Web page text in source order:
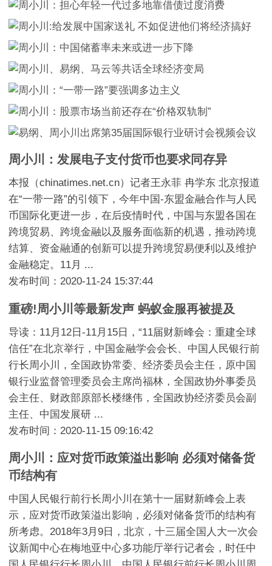
周小川：发展电子支付货币也要求同存异
本报（chinatimes.net.cn）记者王永菲 冉学东 北京报道
在“一带一路”的引领下，今年中国-东盟金融合作与人民
币国际化更进一步，在后疫情时代，中国与东盟各国在
跨境贸易、跨境金融以及服务面临新的机遇，推动跨境
结算、资金融通的创新可以提升跨境贸易便利以及维护
金融稳定。11月 ...
发布时间：2020-11-24 15:37:44
重磅!周小川等最新发声 蚂蚁金服再被提及
导读：11月12日-11月15日，“11届财新峰会：重建全球
信任”在北京举行，中国金融学会会长、中国人民银行前
行长周小川，全国政协常委、经济委员会主任，原中国
银行业监督管理委员会主席尚福林，全国政协外事委员
会主任、财政部原部长楼继伟，全国政协经济委员会副
主任、中国发展研 ...
发布时间：2020-11-15 09:16:42
周小川：应对货币政策溢出影响 必须对储备货
币结构有
中国人民银行前行长周小川在第十一届财新峰会上表
示，应对货币政策溢出影响，必须对储备货币的结构有
所考虑。2018年3月9日，北京，十三届全国人大一次会
议新闻中心在梅地亚中心多功能厅举行记者会，时任中